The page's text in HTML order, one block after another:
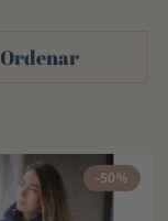
Ordenar
-50%